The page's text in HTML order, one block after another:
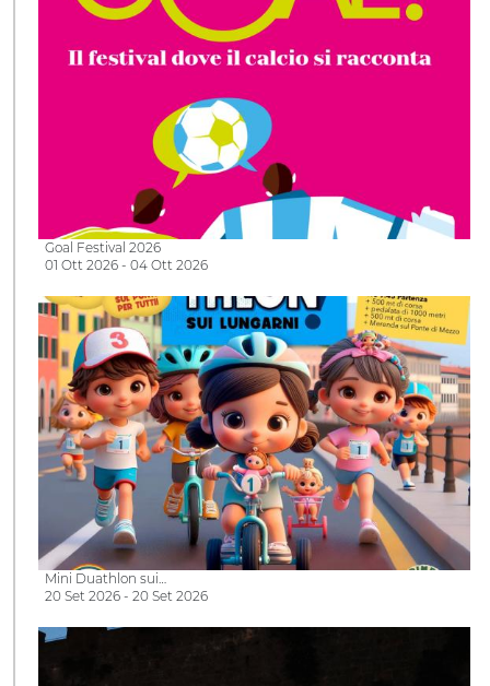
Goal Festival 2026
01 Ott 2026 - 04 Ott 2026
Mini Duathlon sui…
20 Set 2026 - 20 Set 2026